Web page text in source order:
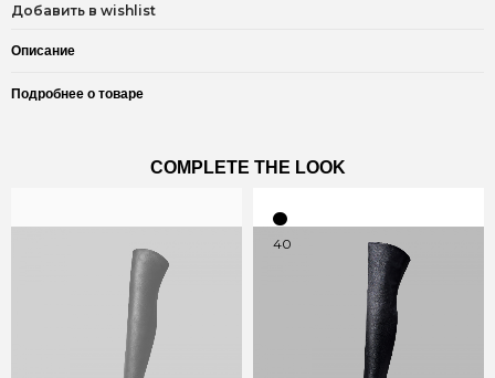
Добавить в wishlist
Описание
Подробнее о товаре
COMPLETE THE LOOK
40